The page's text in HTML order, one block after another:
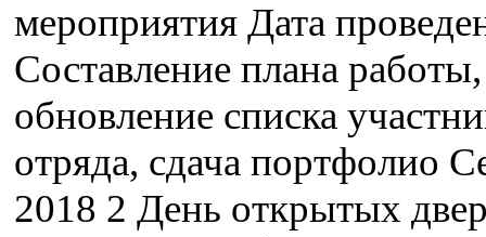
мероприятия Дата
Составление плана работы,
обновление списка
отряда, сдача портфолио
2018 2 День открытых